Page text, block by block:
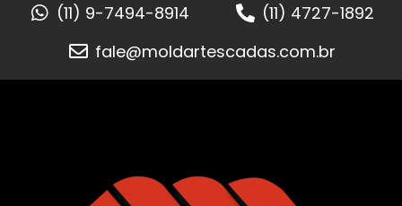
(11) 9-7494-8914
(11) 4727-1892
fale@moldartescadas.com.br